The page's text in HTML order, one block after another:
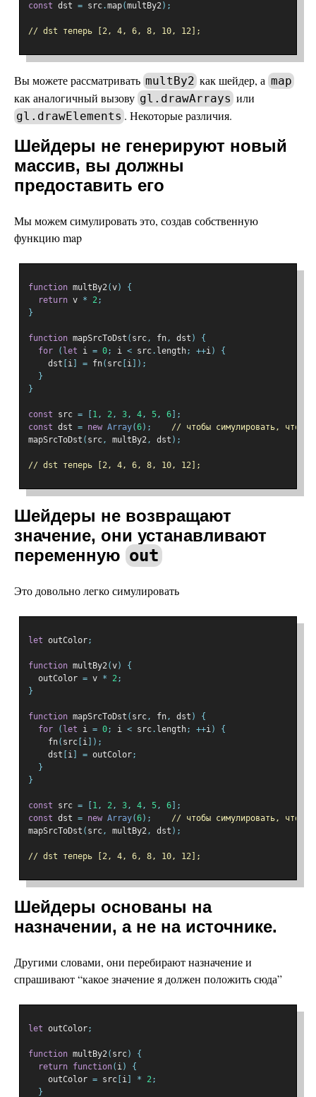
const dst = src.map(multBy2);
// dst теперь [2, 4, 6, 8, 10, 12];
Вы можете рассматривать multBy2 как шейдер, аmap
как аналогичный вызову gl.drawArrays или
gl.drawElements . Некоторые различия.
Шейдеры не генерируют новый
массив, вы должны
предоставить его
Мы можем симулировать это, создав собственную
функцию map
function multBy2(v)
{
return v * 2;
}
function mapSrcToDst ( src, fn, dst )
{
for
( let i = 0; i < src. length; ++i)
{
    dst
i = fn( src i ]);
}
}
const src = 1, 2, 3, 4, 5, 6 ];
const dst = new Array(6);
// чтобы симулировать, что в
mapSrcToDst ( src, multBy2, dst );
// dst теперь [2, 4, 6, 8, 10, 12];
Шейдеры не возвращают
значение, они устанавливают
переменную out
Это довольно легко симулировать
let outColor;
function multBy2(v)
{
  outColor
= v * 2;
}
function mapSrcToDst ( src, fn, dst )
{
for
( let i = 0; i < src. length; ++i)
{
    fn
( src i ]);
    dst
i = outColor;
}
}
const src = 1, 2, 3, 4, 5, 6 ];
const dst = new Array(6);
// чтобы симулировать, что в
mapSrcToDst ( src, multBy2, dst );
// dst теперь [2, 4, 6, 8, 10, 12];
Шейдеры основаны на
назначении, а не на источнике.
Другими словами, они перебирают назначение и
спрашивают “какое значение я должен положить сюда”
let outColor;
function multBy2( src)
{
return function( i)
{
    outColor
= src i * 2;
}